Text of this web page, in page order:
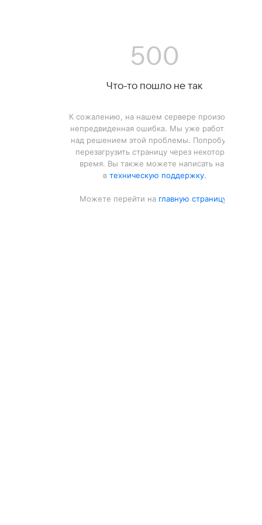
500
Что-то пошло не так
К сожалению, на нашем сервере произошла
непредвиденная ошибка. Мы уже работаем
над решением этой проблемы. Попробуйте
перезагрузить страницу через некоторое
время. Вы также можете написать нам
втехническую поддержку.
Можете перейти на главную страницу.